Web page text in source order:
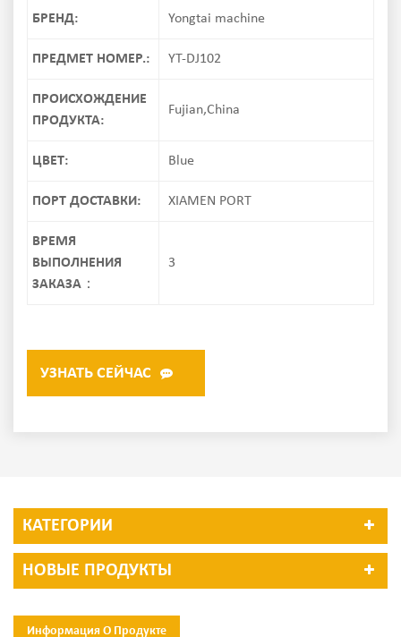
БРЕНД: Yongtai machine
ПРЕДМЕТ НОМЕР.: YT-DJ102
ПРОИСХОЖДЕНИЕ
ПРОДУКТА:
Fujian,China
ЦВЕТ: Blue
ПОРТ ДОСТАВКИ: XIAMEN PORT
ВРЕМЯ
ВЫПОЛНЕНИЯ
ЗАКАЗА：
3
УЗНАТЬ СЕЙЧАС
КАТЕГОРИИ
НОВЫЕ ПРОДУКТЫ
Информация О Продукте